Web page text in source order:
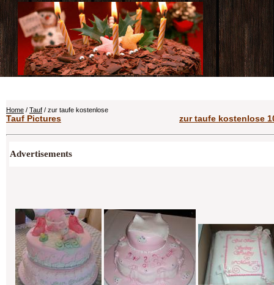
Home / Tauf / zur taufe kostenlose
Tauf Pictures zur taufe kostenlose
Advertisements